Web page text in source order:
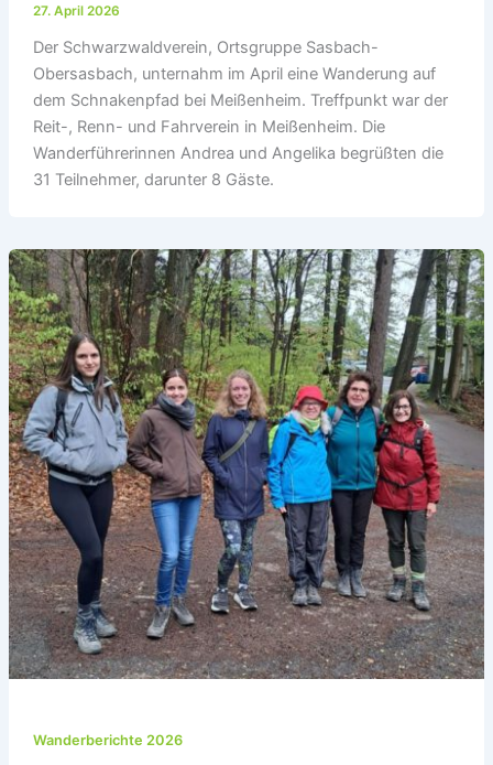
27. April 2026
Der Schwarzwaldverein, Ortsgruppe Sasbach-
Obersasbach, unternahm im April eine Wanderung auf
dem Schnakenpfad bei Meißenheim. Treffpunkt war der
Reit-, Renn- und Fahrverein in Meißenheim. Die
Wanderführerinnen Andrea und Angelika begrüßten die
31 Teilnehmer, darunter 8 Gäste.
Wanderberichte 2026